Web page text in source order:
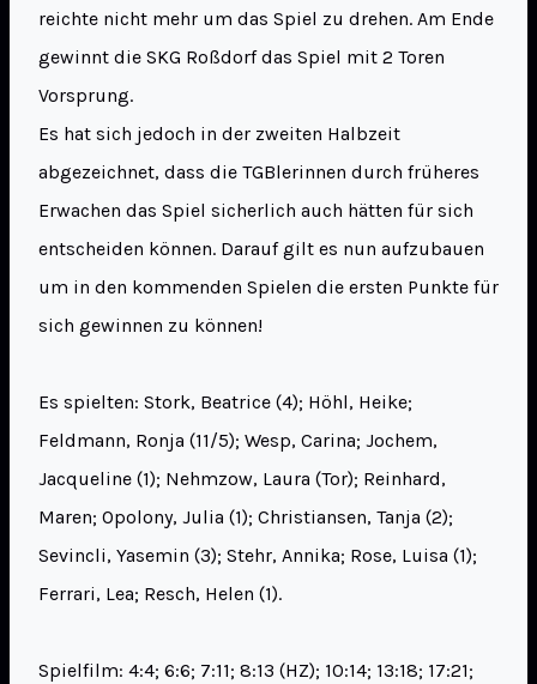
reichte nicht mehr um das Spiel zu drehen. Am Ende
gewinnt die SKG Roßdorf das Spiel mit 2 Toren
Vorsprung.
Es hat sich jedoch in der zweiten Halbzeit
abgezeichnet, dass die TGBlerinnen durch früheres
Erwachen das Spiel sicherlich auch hätten für sich
entscheiden können. Darauf gilt es nun aufzubauen
um in den kommenden Spielen die ersten Punkte für
sich gewinnen zu können!
Es spielten: Stork, Beatrice (4); Höhl, Heike;
Feldmann, Ronja (11/5); Wesp, Carina; Jochem,
Jacqueline (1); Nehmzow, Laura (Tor); Reinhard,
Maren; Opolony, Julia (1); Christiansen, Tanja (2);
Sevincli, Yasemin (3); Stehr, Annika; Rose, Luisa (1);
Ferrari, Lea; Resch, Helen (1).
Spielfilm: 4:4; 6:6; 7:11; 8:13 (HZ); 10:14; 13:18; 17:21;